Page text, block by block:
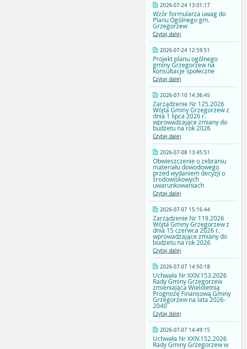
2026-07-24 13:01:17
Wzór formularza uwag do
Planu Ogólnego gm.
Grzegorzew
Czytaj dalej
2026-07-24 12:59:51
Projekt planu ogólnego
gminy Grzegorzew na
konsultacje społeczne
Czytaj dalej
2026-07-10 14:36:45
Zarządzenie Nr 125.2026
Wójta Gminy Grzegorzew z
dnia 1 lipca 2026 r.
wprowadzające zmiany do
budżetu na rok 2026
Czytaj dalej
2026-07-08 13:45:51
Obwieszczenie o zebraniu
materiału dowodowego
przed wydaniem decyzji o
środowiskowych
uwarunkowaniach
Czytaj dalej
2026-07-07 15:16:44
Zarządzenie Nr 119.2026
Wójta Gminy Grzegorzew z
dnia 15 czerwca 2026 r.
wprowadzające zmiany do
budżetu na rok 2026
Czytaj dalej
2026-07-07 14:50:18
Uchwała Nr XXIV.153.2026
Rady Gminy Grzegorzew
zmieniająca Wieloletnią
Prognozę Finansową Gminy
Grzegorzew na lata 2026-
2040
Czytaj dalej
2026-07-07 14:49:15
Uchwała Nr XXIV.152.2026
Rady Gminy Grzegorzew w